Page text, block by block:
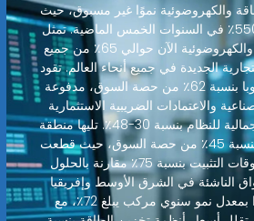
والكهروضوئية نموًا غير مسبوق، حيث
زاد الطلب بأكثر من 550٪ في السنوات الخمس الماضية. تمثل
أنظمة تخزين الطاقة والكهروضوئية الآن حوالي 65٪ من جميع
الجديدة في جميع أنحاء العالم. تقود
أمريكا الشمالية وأوروبا بنسبة 62٪ من حصة السوق، مدفوعة
والاعتمادات الضريبية الاستثمارية
التي تقلل التكاليف الإجمالية للنظام بنسبة 30-48٪. تليها منطقة
آسيا والمحيط الهادئ بنسبة 45٪ من حصة السوق، حيث قطعت
التصاميم المعيارية أوقات التثبيت بنسبة 75٪ مقارنة بالحلول
الناشئة في الشرق الأوسط وإفريقيا
أسرع المناطق نموًا بمعدل نمو سنوي مركب يبلغ 72٪، مع